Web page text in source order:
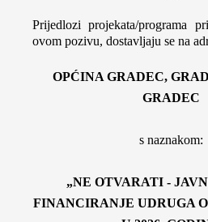
Prijedlozi projekata/programa
ovom pozivu, dostavljaju se na
OPĆINA GRADEC,
GRADEC
s naznakom:
„NE OTVARATI -
FINANCIRANJE UDRUGA